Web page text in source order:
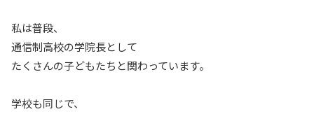
私は普段、
通信制高校の学院長として
たくさんの子どもたちと関わっています。
学校も同じで、